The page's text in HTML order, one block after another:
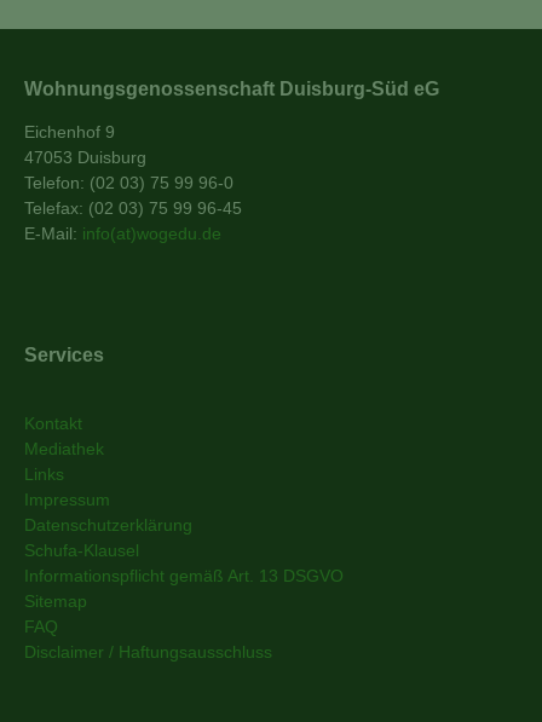
Wohnungsgenossenschaft Duisburg-Süd eG
Eichenhof 9
47053 Duisburg
Telefon: (02 03) 75 99 96-0
Telefax: (02 03) 75 99 96-45
E-Mail: info(at)wogedu.de
Services
Kontakt
Mediathek
Links
Impressum
Datenschutzerklärung
Schufa-Klausel
Informationspflicht gemäß Art. 13 DSGVO
Sitemap
FAQ
Disclaimer / Haftungsausschluss